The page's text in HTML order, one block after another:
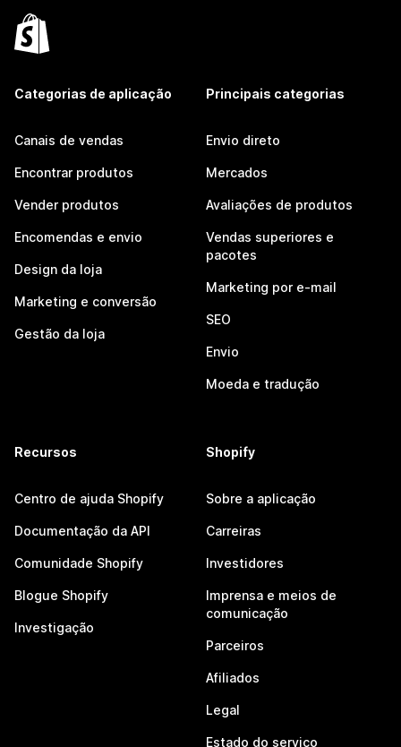
Categorias de aplicação
Canais de vendas
Encontrar produtos
Vender produtos
Encomendas e envio
Design da loja
Marketing e conversão
Gestão da loja
Principais categorias
Envio direto
Mercados
Avaliações de produtos
Vendas superiores e
pacotes
Marketing por e-mail
SEO
Envio
Moeda e tradução
Recursos
Centro de ajuda Shopify
Documentação da API
Comunidade Shopify
Blogue Shopify
Investigação
Shopify
Sobre a aplicação
Carreiras
Investidores
Imprensa e meios de
comunicação
Parceiros
Afiliados
Legal
Estado do serviço